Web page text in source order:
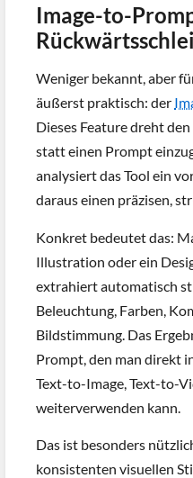
Image-to-
Weniger bekannt, aber
äußerst praktisch: der
Dieses Feature dreht
statt einen Prompt
analysiert das Tool ein
daraus einen präzisen,
Konkret bedeutet das:
Illustration oder ein
extrahiert automatisch
Beleuchtung, Farben,
Bildstimmung. Das
Prompt, den man direkt
Text-to-Image, Text-to-
weiterverwenden kann.
Das ist besonders
konsistenten visuellen